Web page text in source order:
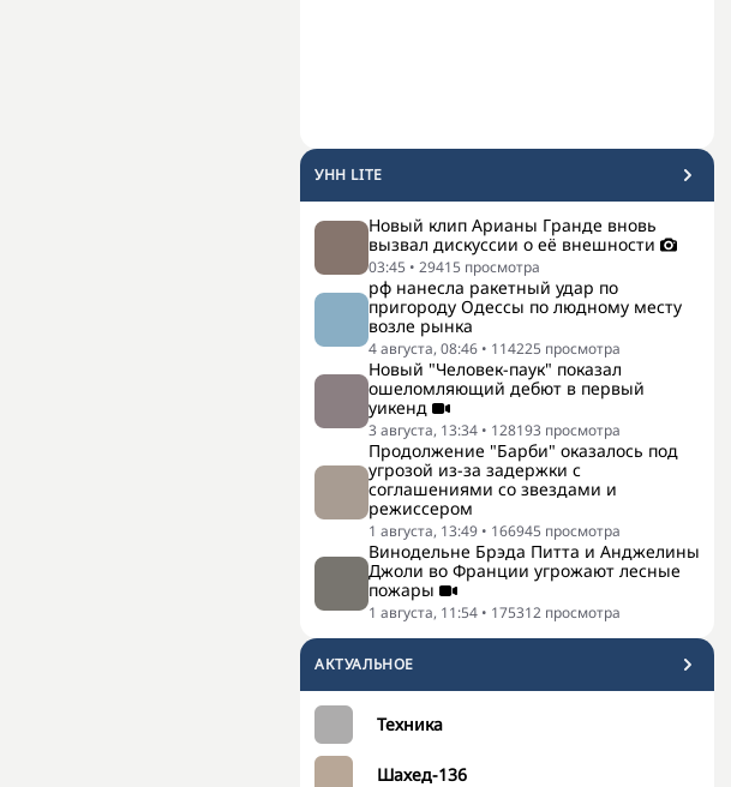
УНН LITE
Новый клип Арианы Гранде вновь
вызвал дискуссии о её внешности
03:45 • 29415 просмотра
рф нанесла ракетный удар по
пригороду Одессы по людному месту
возле рынка
4 августа, 08:46 • 114225 просмотра
Новый "Человек-паук" показал
ошеломляющий дебют в первый
уикенд
3 августа, 13:34 • 128193 просмотра
Продолжение "Барби" оказалось под
угрозой из-за задержки с
соглашениями со звездами и
режиссером
1 августа, 13:49 • 166945 просмотра
Винодельне Брэда Питта и Анджелины
Джоли во Франции угрожают лесные
пожары
1 августа, 11:54 • 175312 просмотра
АКТУАЛЬНОЕ
Техника
Шахед-136